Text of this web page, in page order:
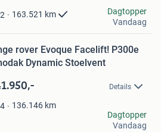
163.521 km
Dagtopper
Vandaag
rover Evoque Facelift! P300e
Dynamic Stoelvent
Details
136.146 km
Dagtopper
Vandaag